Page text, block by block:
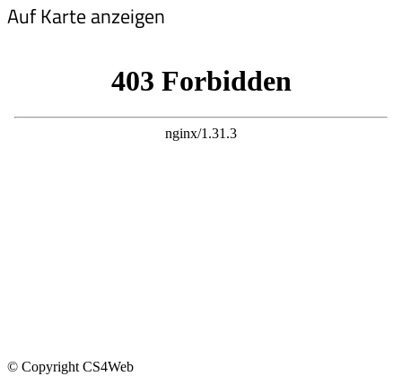
Auf Karte anzeigen
© Copyright CS4Web